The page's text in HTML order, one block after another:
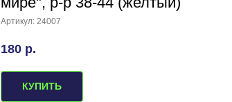
Артикул: 24007
180 р.
КУПИТЬ